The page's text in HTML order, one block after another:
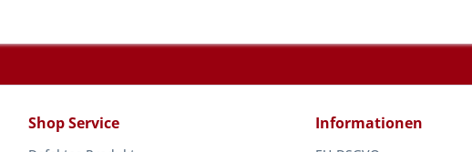
Shop Service Informationen